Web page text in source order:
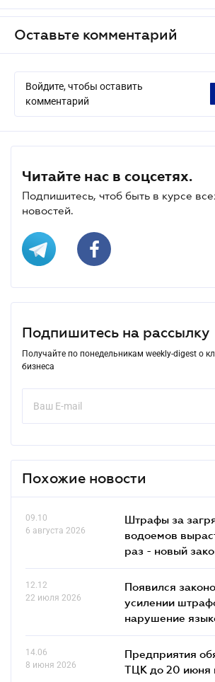
Оставьте комментарий
Войдите, чтобы оставить
комментарий
Читайте нас в соцсетях.
Подпишитесь, чтоб быть в курсе
новостей.
Подпишитесь на рассылку
Получайте по понедельникам weekly-digest о
бизнеса
Похожие новости
09.10
6 августа 2026
Штрафы за
водоемов
раз - новый
12.12
22 июля 2026
Появился
усилении
нарушение
14.06
8 июня 2026
Предприятия
ТЦК до 20 июня